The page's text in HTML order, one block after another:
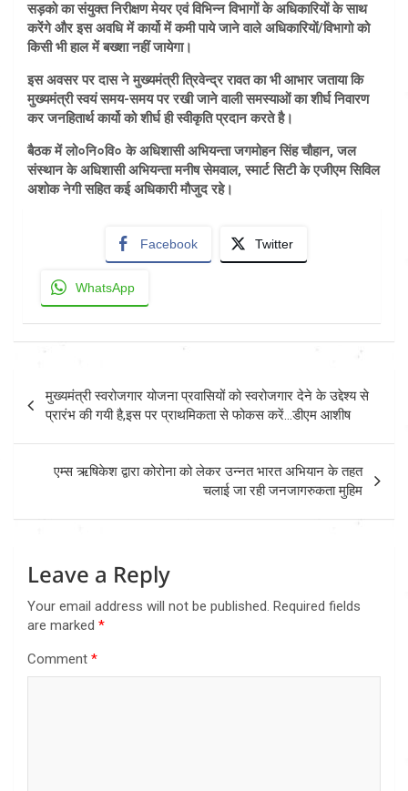
सड़को का संयुक्त निरीक्षण मेयर एवं विभिन्न विभागों के अधिकारियों के साथ
करेंगे और इस अवधि में कार्यो में कमी पाये जाने वाले अधिकारियों/विभागो को
किसी भी हाल में बख्शा नहीं जायेगा।
इस अवसर पर दास ने मुख्यमंत्री त्रिवेन्द्र रावत का भी आभार जताया कि
मुख्यमंत्री स्वयं समय-समय पर रखी जाने वाली समस्याओं का शीर्घ निवारण
कर जनहितार्थ कार्यो को शीर्घ ही स्वीकृति प्रदान करते है।
बैठक में लो०नि०वि० के अधिशासी अभियन्ता जगमोहन सिंह चौहान, जल
संस्थान के अधिशासी अभियन्ता मनीष सेमवाल, स्मार्ट सिटी के एजीएम सिविल
अशोक नेगी सहित कई अधिकारी मौजुद रहे।
Facebook Twitter
WhatsApp
navigation
मुख्यमंत्री स्वरोजगार योजना प्रवासियों को स्वरोजगार देने के उद्देश्य से
प्रारंभ की गयी है,इस पर प्राथमिकता से फोकस करें…डीएम आशीष
एम्स ऋषिकेश द्वारा कोरोना को लेकर उन्नत भारत अ​भियान के तहत
चलाई जा रही जनजागरुकता मुहिम
Leave a Reply
Your email address will not be published. Required fields
are marked *
Comment *